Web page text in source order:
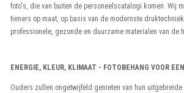
foto's, die van buiten de personeelscatalogi komen. Wij
tieners op maat, op basis van de modernste
professionele, gezonde en duurzame materialen van de
ENERGIE, KLEUR, KLIMAAT - FOTOBEHANG VOOR
Ouders zullen ongetwijfeld genieten van hun